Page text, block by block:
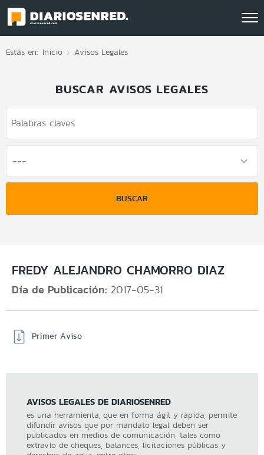
Click acá para ir directamente al contenido
Estás en: Inicio Avisos Legales
BUSCAR AVISOS LEGALES
BUSCAR
FREDY ALEJANDRO CHAMORRO DIAZ
Día de Publicación: 2017-05-31
Primer Aviso
AVISOS LEGALES DE DIARIOSENRED
es una herramienta, que en forma ágil y rápida, permite
difundir avisos que por mandato legal deben ser
publicados en medios de comunicación, tales como
extravío de cheques, balances, licitaciones públicas y